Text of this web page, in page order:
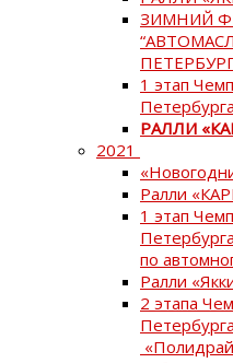
ЗИМНИЙ
1 этап
РАЛЛИ
2021
Ралли
1 этап
по
Ралли
2 этапа